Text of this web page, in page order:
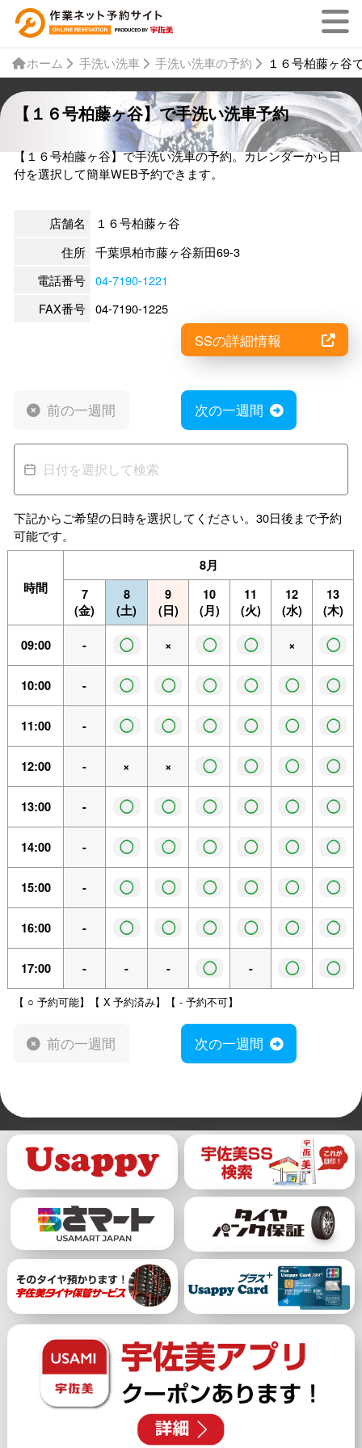
ホーム 手洗い洗車 手洗い洗車の予約 １６号柏藤ヶ谷
【１６号柏藤ヶ谷】で手洗い洗車予約
【１６号柏藤ヶ谷】で手洗い洗車の予約。カレンダーから日
付を選択して簡単WEB予約できます。
店舗名
１６号柏藤ヶ谷
住所 千葉県柏市藤ヶ谷新田69-3
電話番号 04-7190-1221
FAX番号 04-7190-1225
SSの詳細情報
前の一週間 次の一週間
下記からご希望の日時を選択してください。30日後まで予約
可能です。
時間
8月
7
(金)
8
(土)
9
(日)
10
(月)
11
(火)
12
(水)
13
(木)
09:00 - ◯ × ◯ ◯ × ◯
10:00 - ◯ ◯ ◯ ◯ ◯ ◯
11:00 - ◯ ◯ ◯ ◯ ◯ ◯
12:00 - × × ◯ ◯ ◯ ◯
13:00 - ◯ ◯ ◯ ◯ ◯ ◯
14:00 - ◯ ◯ ◯ ◯ ◯ ◯
15:00 - ◯ ◯ ◯ ◯ ◯ ◯
16:00 - ◯ ◯ ◯ ◯ ◯ ◯
17:00 - - - ◯ - ◯ ◯
【 ○ 予約可能】【 X 予約済み】【 - 予約不可】
前の一週間 次の一週間